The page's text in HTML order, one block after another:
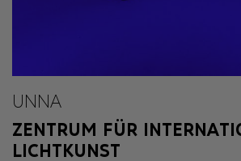
UNNA
ZENTRUM FÜR
LICHTKUNST